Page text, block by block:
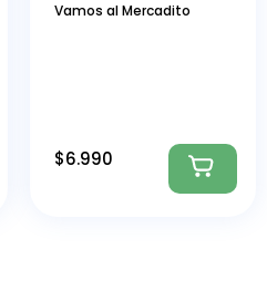
Vamos al Mercadito
$6.990